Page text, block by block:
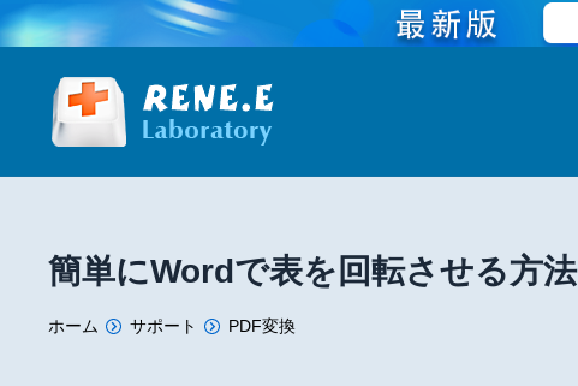
簡単にWordで表を回転させる方法
You are here:
ホーム サポート PDF変換